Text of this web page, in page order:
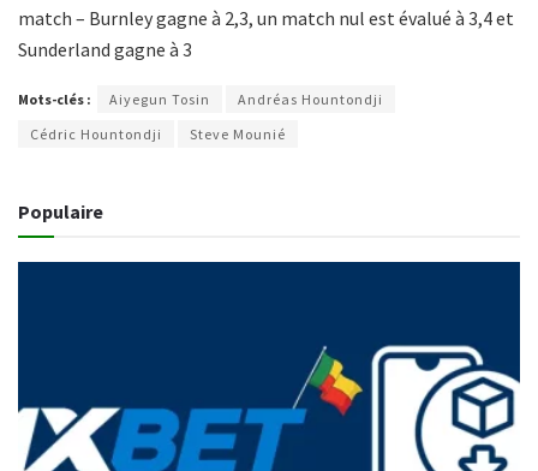
match – Burnley gagne à 2,3, un match nul est évalué à 3,4 et
Sunderland gagne à 3
Mots-clés : Aiyegun Tosin
Andréas Hountondji
Cédric Hountondji
Steve Mounié
Populaire